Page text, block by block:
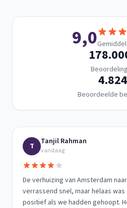
9,0
4.824
Beoordeelde
T Tanjil Rahman
vandaag
De verhuizing van Amsterdam
verrassend snel, maar helaas
positief als we hadden gehoopt.